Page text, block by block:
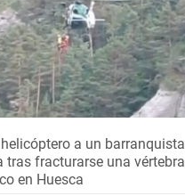
a un barranquista
tras fracturarse una vértebra
en Huesca